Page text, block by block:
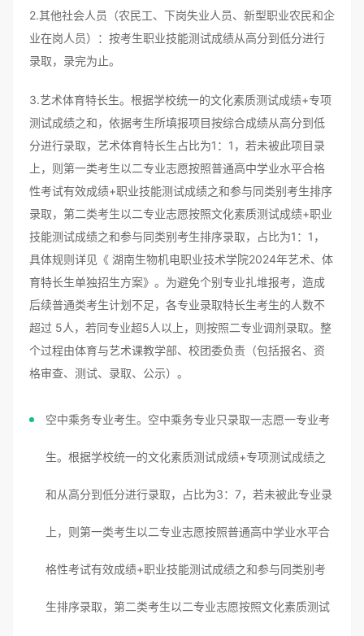
2.其他社会人员（农民工、下岗失业人员、新型职业农民和企
业在岗人员）：按考生职业技能测试成绩从高分到低分进行
录取，录完为止。
3.艺术体育特长生。根据学校统一的文化素质测试成绩+专项
测试成绩之和，依据考生所填报项目按综合成绩从高分到低
分进行录取，艺术体育特长生占比为1：1，若未被此项目录
上，则第一类考生以二专业志愿按照普通高中学业水平合格
性考试有效成绩+职业技能测试成绩之和参与同类别考生排序
录取，第二类考生以二专业志愿按照文化素质测试成绩+职业
技能测试成绩之和参与同类别考生排序录取，占比为1：1，
具体规则详见《 湖南生物机电职业技术学院2024年艺术、体
育特长生单独招生方案》。为避免个别专业扎堆报考，造成
后续普通类考生计划不足，各专业录取特长生考生的人数不
超过 5人，若同专业超5人以上，则按照二专业调剂录取。整
个过程由体育与艺术课教学部、校团委负责（包括报名、资
格审查、测试、录取、公示）。
空中乘务专业考生。空中乘务专业只录取一志愿一专业考
生。根据学校统一的文化素质测试成绩+专项测试成绩之
和从高分到低分进行录取，占比为3：7，若未被此专业录
上，则第一类考生以二专业志愿按照普通高中学业水平合
格性考试有效成绩+职业技能测试成绩之和参与同类别考
生排序录取，第二类考生以二专业志愿按照文化素质测试